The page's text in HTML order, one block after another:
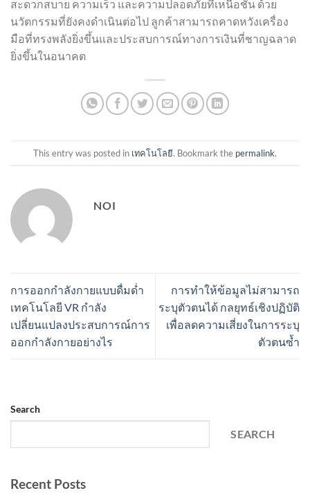
สะดวกสบาย ความเร็ว และความปลอดภัยที่เหนือชั้น ด้วย
นวัตกรรมที่ยังคงดำเนินต่อไป ลูกค้าสามารถคาดหวังเครื่อง
มือที่ทรงพลังยิ่งขึ้นและประสบการณ์ทางการเงินที่ชาญฉลาด
ยิ่งขึ้นในอนาคต
This entry was posted in เทคโนโลยี. Bookmark the permalink.
NOI
การออกกำลังกายแบบดื่มด่ำ
เทคโนโลยี VR กำลัง
เปลี่ยนแปลงประสบการณ์การ
ออกกำลังกายอย่างไร
การทำให้ข้อมูลไม่สามารถ
ระบุตัวตนได้ กลยุทธ์เชิงปฏิบัติ
เพื่อลดความเสี่ยงในการระบุ
ตัวตนซ้ำ
Search
SEARCH
Recent Posts